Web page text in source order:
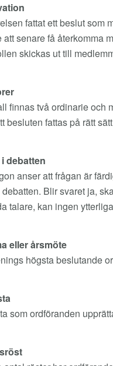
fattat ett beslut som
att senare få återkomma
skickas ut till
finnas två ordinarie och
besluten fattas på rätt
debatten
anser att frågan är
Blir svaret ja,
talare, kan ingen
eller årsmöte
högsta beslutande
som ordföranden